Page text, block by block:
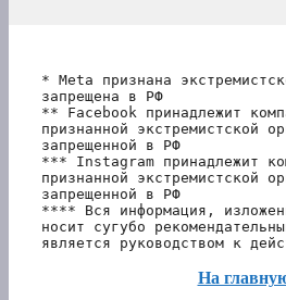
* Meta признана
запрещена в РФ
** Facebook принадлежит
признанной экстремистской
запрещенной в РФ
*** Instagram принадлежит
признанной экстремистской
запрещенной в РФ
**** Вся информация,
носит сугубо
является руководством к
На